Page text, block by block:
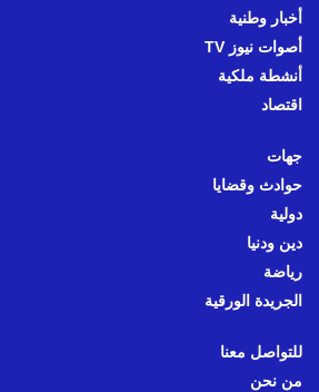
أخبار وطنية
أصوات نيوز TV
أنشطة ملكية
اقتصاد
جهات
حوادث وقضايا
دولية
دين ودنيا
رياضة
الجريدة الورقية
للتواصل معنا
من نحن